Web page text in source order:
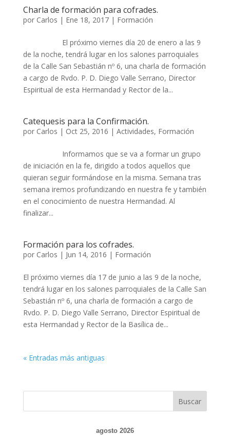
Charla de formación para cofrades.
por Carlos | Ene 18, 2017| Formación
El próximo viernes día 20 de enero a las 9
de la noche, tendrá lugar en los salones parroquiales
de la Calle San Sebastián nº 6, una charla de formación
a cargo de Rvdo. P. D. Diego Valle Serrano, Director
Espiritual de esta Hermandad y Rector de la...
Catequesis para la Confirmación.
por Carlos | Oct 25, 2016 | Actividades, Formación
Informamos que se va a formar un grupo
de iniciación en la fe, dirigido a todos aquellos que
quieran seguir formándose en la misma. Semana tras
semana iremos profundizando en nuestra fe y también
en el conocimiento de nuestra Hermandad. Al
finalizar...
Formación para los cofrades.
por Carlos | Jun 14, 2016 | Formación
El próximo viernes día 17 de junio a las 9 de la noche,
tendrá lugar en los salones parroquiales de la Calle San
Sebastián nº 6, una charla de formación a cargo de
Rvdo. P. D. Diego Valle Serrano, Director Espiritual de
esta Hermandad y Rector de la Basílica de...
« Entradas más antiguas
agosto 2026